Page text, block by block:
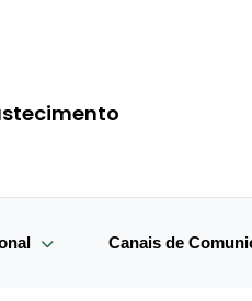
Canais de